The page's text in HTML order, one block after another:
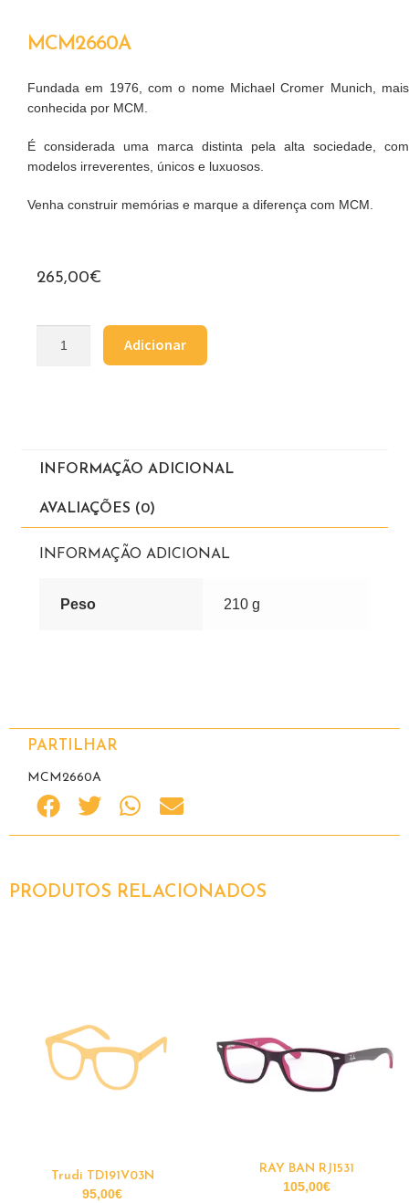
MCM2660A
Fundada em 1976, com o nome Michael Cromer Munich, mais
conhecida por MCM.
É considerada uma marca distinta pela alta sociedade, com
modelos irreverentes, únicos e luxuosos.
Venha construir memórias e marque a diferença com MCM.
265,00€
Adicionar
INFORMAÇÃO ADICIONAL
AVALIAÇÕES (0)
INFORMAÇÃO ADICIONAL
Peso 210 g
PARTILHAR
MCM2660A
PRODUTOS RELACIONADOS
Trudi TD191V03N
95,00€
RAY BAN RJ1531
105,00€